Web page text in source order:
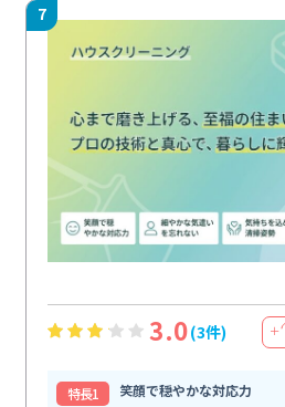
7
3.0(3件) ＋
特⻑1
笑顔で穏やかな対応力